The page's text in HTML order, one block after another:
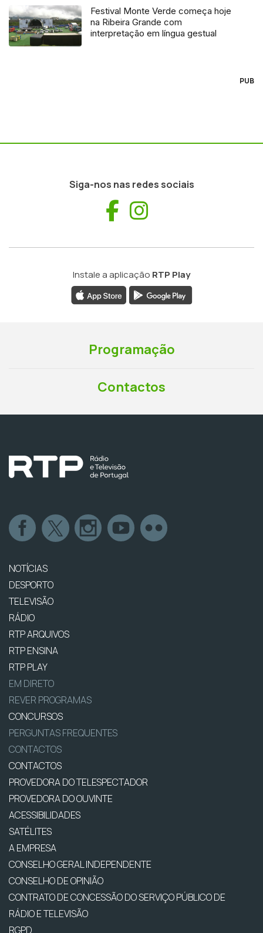
Festival Monte Verde começa hoje
na Ribeira Grande com
interpretação em língua gestual
PUB
Siga-nos nas redes sociais
Facebook
Instale a aplicação RTP Play
Programação
Contactos
NOTÍCIAS
DESPORTO
TELEVISÃO
RÁDIO
RTP ARQUIVOS
RTP ENSINA
RTP PLAY
EM DIRETO
REVER PROGRAMAS
CONCURSOS
PERGUNTAS FREQUENTES
CONTACTOS
CONTACTOS
PROVEDORA DO TELESPECTADOR
PROVEDORA DO OUVINTE
ACESSIBILIDADES
SATÉLITES
A EMPRESA
CONSELHO GERAL INDEPENDENTE
CONSELHO DE OPINIÃO
CONTRATO DE CONCESSÃO DO SERVIÇO PÚBLICO DE
RÁDIO E TELEVISÃO
RGPD